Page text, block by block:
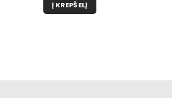
Į KREPŠELĮ